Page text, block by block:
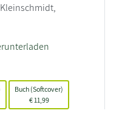
Buch (Softcover)
€11,99